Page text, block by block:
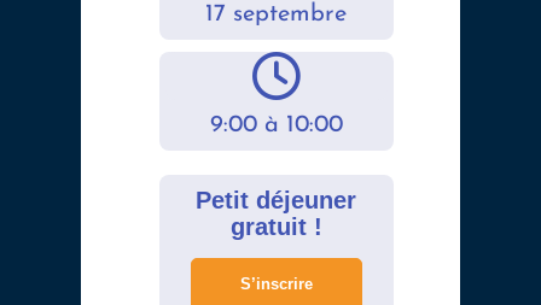
17 septembre
9:00 à 10:00
Petit déjeuner
gratuit !
S’inscrire